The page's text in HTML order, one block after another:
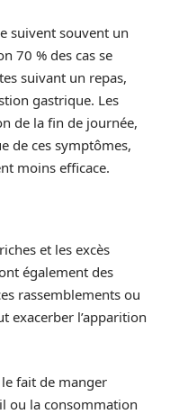
suivent souvent un
70 % des cas se
suivant un repas,
gastrique. Les
de la fin de journée,
de ces symptômes,
moins efficace.
et les excès
également des
rassemblements ou
exacerber l’apparition
fait de manger
ou la consommation